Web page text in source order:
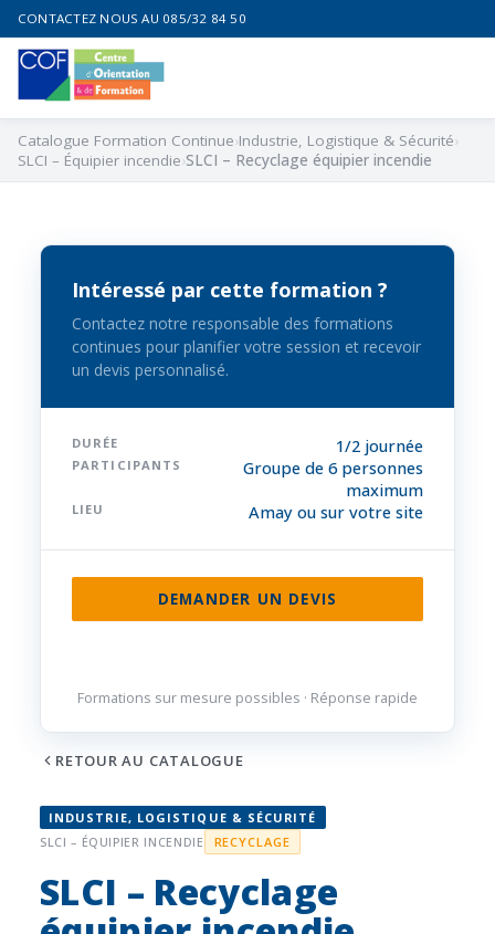
CONTACTEZ NOUS AU 085/32 84 50
Catalogue Formation Continue Industrie, Logistique & Sécurité
SLCI – Équipier incendie SLCI – Recyclage équipier incendie
INDUSTRIE, LOGISTIQUE & SÉCURITÉ
SLCI – ÉQUIPIER INCENDIE
RECYCLAGE
SLCI – Recyclage
Intéressé par cette formation ?
Contactez notre responsable des formations
continues pour planifier votre session et recevoir
un devis personnalisé.
DURÉE 1/2 journée
PARTICIPANTS
Groupe de 6 personnes
maximum
LIEU Amay ou sur votre site
DEMANDER UN DEVIS
Formations sur mesure possibles · Réponse rapide
RETOUR AU CATALOGUE